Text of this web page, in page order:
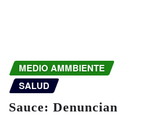
MEDIO AMMBIENTE
SALUD
Sauce: Denuncian